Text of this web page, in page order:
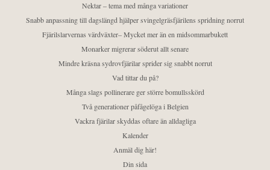
Nektar – tema med många variationer
Snabb anpassning till dagslängd hjälper svingelgräsfjärilens spridning norrut
Fjärilslarvernas värdväxter– Mycket mer än en midsommarbukett
Monarker migrerar söderut allt senare
Mindre kräsna sydrovfjärilar sprider sig snabbt norrut
Vad tittar du på?
Många slags pollinerare ger större bomullsskörd
Två generationer påfågelöga i Belgien
Vackra fjärilar skyddas oftare än alldagliga
Kalender
Anmäl dig här!
Din sida